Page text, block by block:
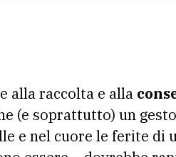
alla raccolta e alla
(e soprattutto) un
e nel cuore le ferite di